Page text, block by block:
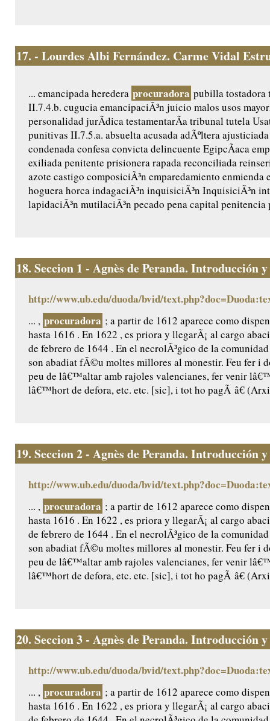
17. - Lourdes Albi Fernández. Carme Vidal
... emancipada heredera procuradora pubilla tostadora
II.7.4.b. cugucia emancipaciÃ³n juicio malos usos
personalidad jurÃ­dica testamentarÃ­a tribunal tutela
punitivas II.7.5.a. absuelta acusada adÃºltera
condenada confesa convicta delincuente EgipcÃ­aca
exiliada penitente prisionera rapada reconciliada
azote castigo composiciÃ³n emparedamiento enmienda
hoguera horca indagaciÃ³n inquisiciÃ³n InquisiciÃ³n
lapidaciÃ³n mutilaciÃ³n pecado pena capital penitencia
18. Seccion 1 - Agnès de Peranda. Introducción
http://www.ub.edu/duoda/bvid/
... , procuradora ; a partir de 1612 aparece como
hasta 1616 . En 1622 , es priora y llegarÃ¡ al cargo
de febrero de 1644 . En el necrolÃ³gico de la
son abadiat fÃ©u moltes millores al monestir. Feu fer i
peu de lâ€™altar amb rajoles valencianes, fer venir
lâ€™hort de defora, etc. etc. [sic], i tot ho pagÃ â€
19. Seccion 2 - Agnès de Peranda. Introducción
http://www.ub.edu/duoda/bvid/
... , procuradora ; a partir de 1612 aparece como
hasta 1616 . En 1622 , es priora y llegarÃ¡ al cargo
de febrero de 1644 . En el necrolÃ³gico de la
son abadiat fÃ©u moltes millores al monestir. Feu fer i
peu de lâ€™altar amb rajoles valencianes, fer venir
lâ€™hort de defora, etc. etc. [sic], i tot ho pagÃ â€
20. Seccion 3 - Agnès de Peranda. Introducción
http://www.ub.edu/duoda/bvid/
... , procuradora ; a partir de 1612 aparece como
hasta 1616 . En 1622 , es priora y llegarÃ¡ al cargo